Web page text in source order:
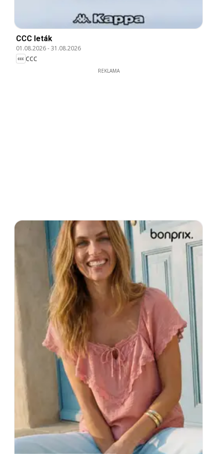
CCC leták
01.08.2026-31.08.2026
CCC
REKLAMA